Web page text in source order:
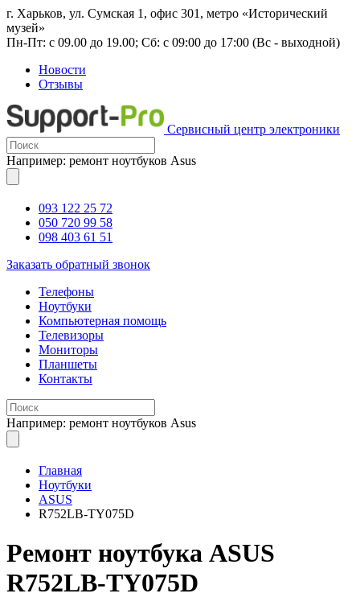
г. Харьков, ул. Сумская 1, офис 301, метро «Исторический
музей»
Пн-Пт: с 09.00 до 19.00; Сб: с 09:00 до 17:00 (Вс - выходной)
Новости
Отзывы
Сервисный центр электроники
Например: ремонт ноутбуков Asus
093 122 25 72
050 720 99 58
098 403 61 51
Заказать обратный звонок
Телефоны
Ноутбуки
Компьютерная помощь
Телевизоры
Мониторы
Планшеты
Контакты
Например: ремонт ноутбуков Asus
Главная
Ноутбуки
ASUS
R752LB-TY075D
Ремонт ноутбука ASUS
R752LB-TY075D